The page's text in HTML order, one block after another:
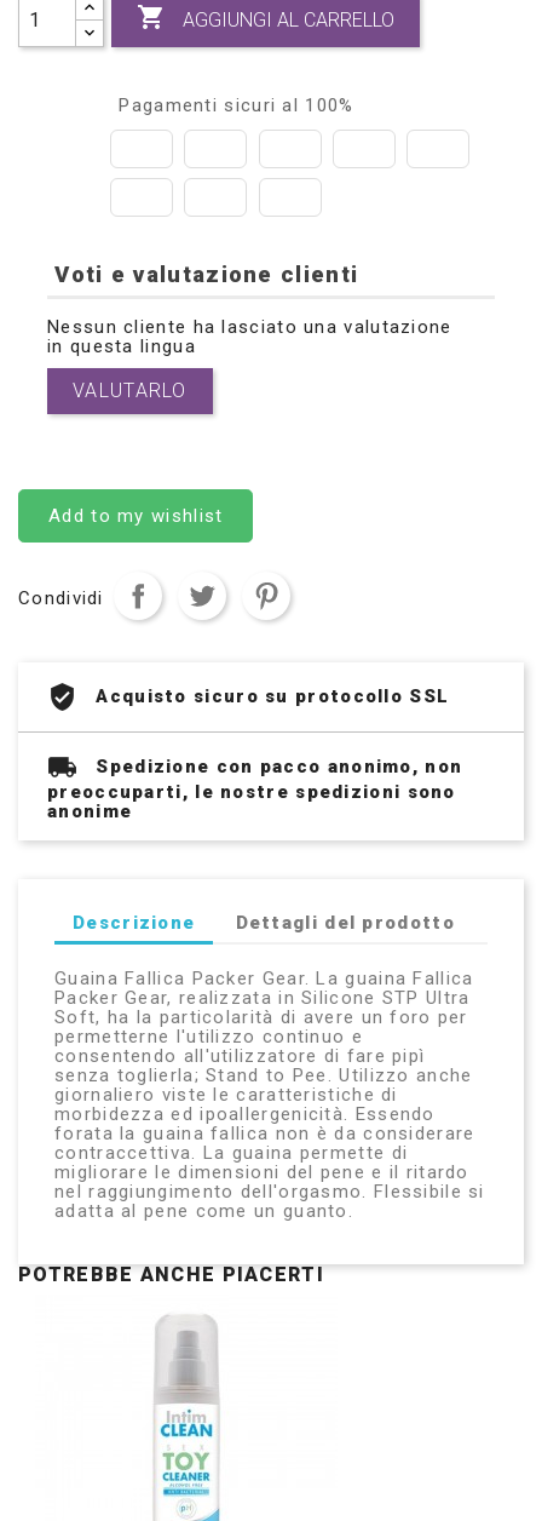
 AGGIUNGI AL CARRELLO
Pagamenti sicuri al 100%
Voti e valutazione clienti
Nessun cliente ha lasciato una valutazione
in questa lingua
VALUTARLO
Add to my wishlist
Condividi
Acquisto sicuro su protocollo SSL
Spedizione con pacco anonimo, non
preoccuparti, le nostre spedizioni sono
anonime
Descrizione Dettagli del prodotto
Guaina Fallica Packer Gear. La guaina Fallica
Packer Gear, realizzata in Silicone STP Ultra
Soft, ha la particolarità di avere un foro per
permetterne l'utilizzo continuo e
consentendo all'utilizzatore di fare pipì
senza toglierla; Stand to Pee. Utilizzo anche
giornaliero viste le caratteristiche di
morbidezza ed ipoallergenicità. Essendo
forata la guaina fallica non è da considerare
contraccettiva. La guaina permette di
migliorare le dimensioni del pene e il ritardo
nel raggiungimento dell'orgasmo. Flessibile si
adatta al pene come un guanto.
POTREBBE ANCHE PIACERTI